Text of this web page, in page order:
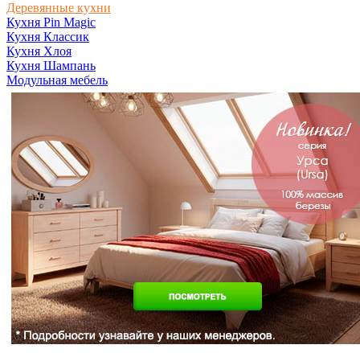
Деревянные кухни
Кухня Pin Magic
Кухня Классик
Кухня Хлоя
Кухня Шампань
Модульная мебель